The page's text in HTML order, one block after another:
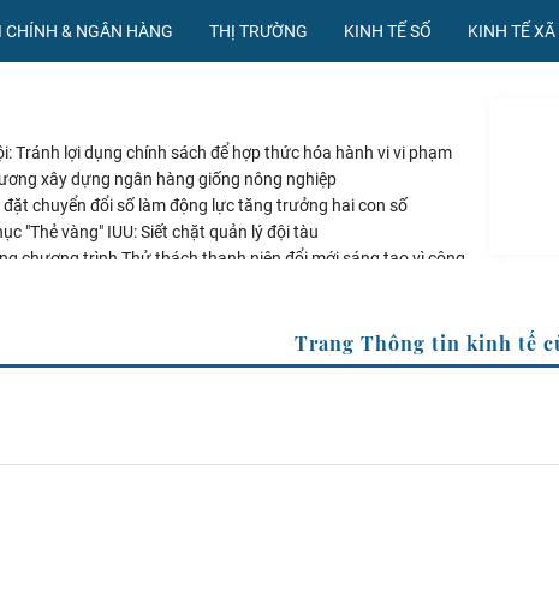
CHÍNH & NGÂN HÀNG THỊ TRƯỜNG KINH TẾ SỐ KINH TẾ XÃ
Tránh lợi dụng chính sách để hợp thức hóa hành vi vi phạm
xây dựng ngân hàng giống nông nghiệp
đặt chuyển đổi số làm động lực tăng trưởng hai con số
"Thẻ vàng" IUU: Siết chặt quản lý đội tàu
chương trình Thử thách thanh niên đổi mới sáng tạo vì cộng
Trang Thông tin kinh